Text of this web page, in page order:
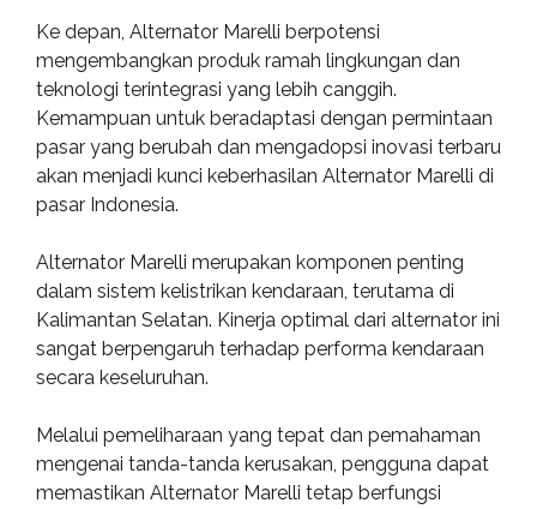
Ke depan, Alternator Marelli berpotensi
mengembangkan produk ramah lingkungan dan
teknologi terintegrasi yang lebih canggih.
Kemampuan untuk beradaptasi dengan permintaan
pasar yang berubah dan mengadopsi inovasi terbaru
akan menjadi kunci keberhasilan Alternator Marelli di
pasar Indonesia.
Alternator Marelli merupakan komponen penting
dalam sistem kelistrikan kendaraan, terutama di
Kalimantan Selatan. Kinerja optimal dari alternator ini
sangat berpengaruh terhadap performa kendaraan
secara keseluruhan.
Melalui pemeliharaan yang tepat dan pemahaman
mengenai tanda-tanda kerusakan, pengguna dapat
memastikan Alternator Marelli tetap berfungsi